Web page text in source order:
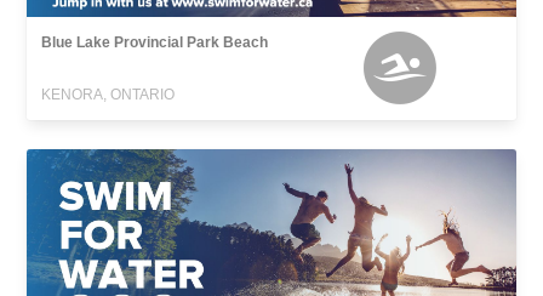
Blue Lake Provincial Park Beach
KENORA, ONTARIO